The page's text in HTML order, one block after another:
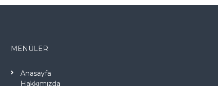
MENÜLER
Anasayfa
Hakkımızda